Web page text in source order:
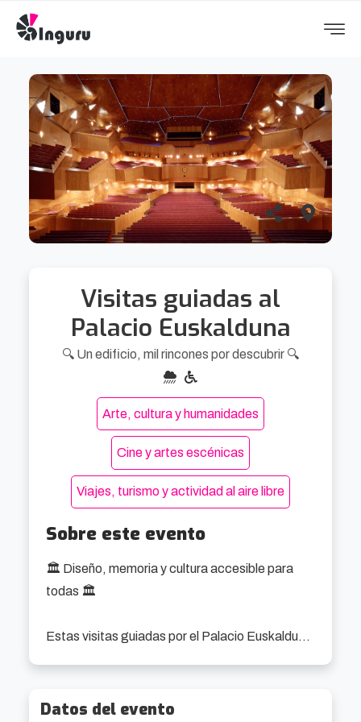
Visitas guiadas al
Palacio Euskalduna
🔍 Un edificio, mil rincones por descubrir 🔍
Arte, cultura y humanidades
Cine y artes escénicas
Viajes, turismo y actividad al aire libre
Sobre este evento
🏛️ Diseño, memoria y cultura accesible para
todas 🏛️
Estas visitas guiadas por el Palacio Euskalduna
dentro, con paradas en historias poco
Datos del evento